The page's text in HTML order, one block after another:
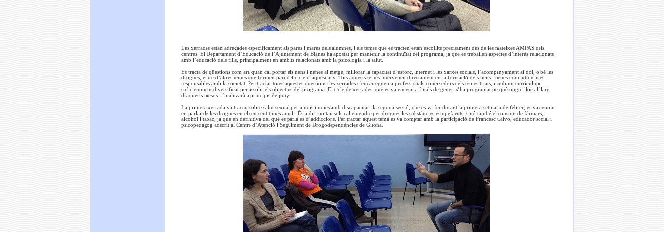
Les xerrades estan adreçades específicament als pares i mares dels alumnes, i els temes que es tracten estan escollits precisament des de les mateixes AMPAS dels
centres. El Departament d’Educació de l’Ajuntament de Blanes ha apostat per mantenir la continuïtat del programa, ja que es treballen aspectes d’interès relacionats
amb l’educació dels fills, principalment en àmbits relacionats amb la psicologia i la salut.
Es tracta de qüestions com ara quan cal portar els nens i nenes al metge, millorar la capacitat d’esforç, internet i les xarxes socials, l’acompanyament al dol, o bé les
drogues, entre d’altres temes que formen part del cicle d’aquest any. Tots aquests temes intervenen directament en la formació dels nens i nenes com adults més
responsables amb la societat. Per tractar totes aquestes qüestions, les xerrades s’encarreguen a professionals coneixedors dels temes triats, i amb un currículum
suficientment diversificat per assolir els objectius del programa. El cicle de xerrades, que es va encetar a finals de gener, s’ha programat perquè tingui lloc al llarg
d’aquests mesos i finalitzarà a principis de juny.
La primera xerrada va tractar sobre salut sexual per a nois i noies amb discapacitat i la segona sessió, que es va fer durant la primera setmana de febrer, es va centrar
en parlar de les drogues en el seu sentit més ampli. És a dir: no tan sols cal entendre per drogues les substàncies estupefaents, sinó també el consum de fàrmacs,
alcohol i tabac, ja que en definitiva del què es parla és d’addiccions. Per tractar aquest tema es va comptar amb la participació de Francesc Calvo, educador social i
psicopedagog adscrit al Centre d’Atenció i Seguiment de Drogodependències de Girona.